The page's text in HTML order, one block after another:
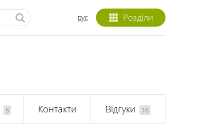
Розділи
рус
6 Контакти Відгуки 16